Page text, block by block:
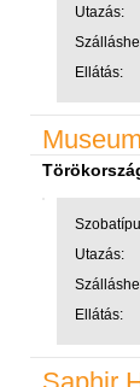
Utazás:
Ellátás:
Utazás:
Ellátás: